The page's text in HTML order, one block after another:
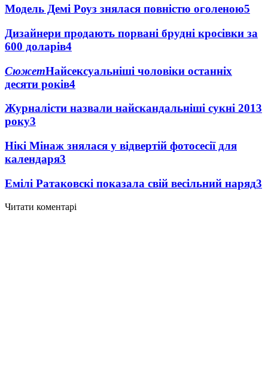
Модель Демі Роуз знялася повністю оголеною5
Дизайнери продають порвані брудні кросівки за
600 доларів4
СюжетНайсексуальніші чоловіки останніх
десяти років4
Журналісти назвали найскандальніші сукні 2013
року3
Нікі Мінаж знялася у відвертій фотосесії для
календаря3
Емілі Ратаковскі показала свій весільний наряд3
Читати коментарі